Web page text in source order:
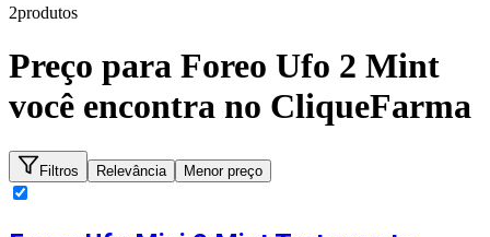
2produtos
Preço para Foreo Ufo 2 Mint
você encontra no CliqueFarma
Filtros Relevância Menor preço